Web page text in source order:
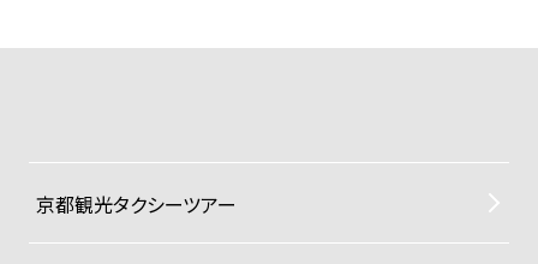
京都観光タクシーツアー